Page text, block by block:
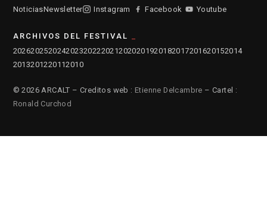
NoticiasNewsletter Instagram Facebook Youtube
ARCHIVOS DEL FESTIVAL
2026202520242023202220212020201920182017201620152014
2013201220112010
© 2026 ARCALT – Creditos web : Etienne Delcambre – Cartel :
Ronald Curchod